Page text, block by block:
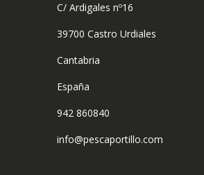
C/ Ardigales nº16
39700 Castro Urdiales
Cantabria
España
942 860840
info@pescaportillo.com